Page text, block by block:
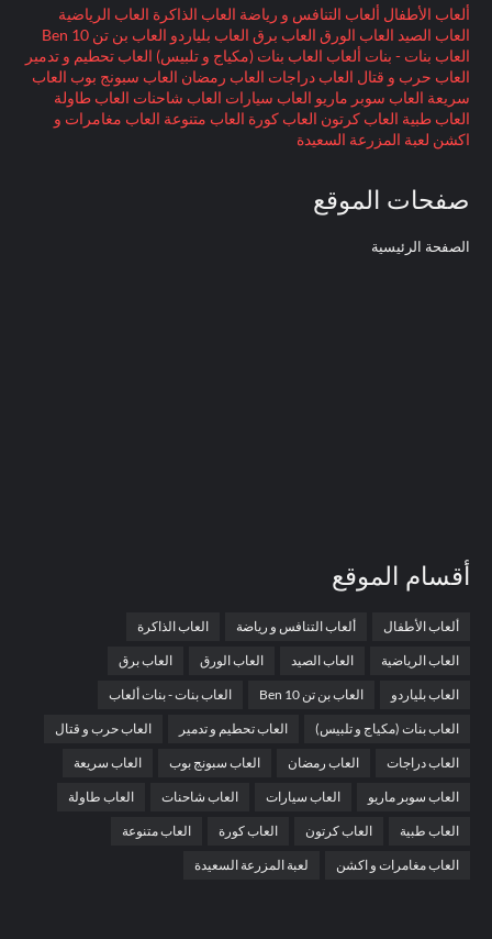
ألعاب الأطفال ألعاب التنافس و رياضة العاب الذاكرة العاب الرياضية
العاب الصيد العاب الورق العاب برق العاب بلياردو العاب بن تن Ben 10
العاب بنات - بنات ألعاب العاب بنات (مكياج و تلبيس) العاب تحطيم و تدمير
العاب حرب و قتال العاب دراجات العاب رمضان العاب سبونج بوب العاب
سريعة العاب سوبر ماريو العاب سيارات العاب شاحنات العاب طاولة
العاب طبية العاب كرتون العاب كورة العاب متنوعة العاب مغامرات و
اكشن لعبة المزرعة السعيدة
صفحات الموقع
الصفحة الرئيسية
أقسام الموقع
ألعاب الأطفال ألعاب التنافس و رياضة العاب الذاكرة
العاب الرياضية العاب الصيد العاب الورق العاب برق
العاب بلياردو العاب بن تن Ben 10 العاب بنات - بنات ألعاب
العاب بنات (مكياج و تلبيس) العاب تحطيم و تدمير العاب حرب و قتال
العاب دراجات العاب رمضان العاب سبونج بوب العاب سريعة
العاب سوبر ماريو العاب سيارات العاب شاحنات العاب طاولة
العاب طبية العاب كرتون العاب كورة العاب متنوعة
العاب مغامرات و اكشن لعبة المزرعة السعيدة